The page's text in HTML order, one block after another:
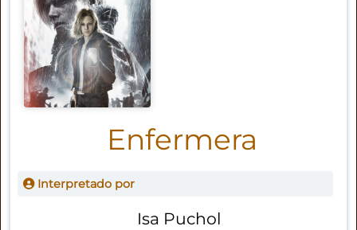
Enfermera
Interpretado por
Isa Puchol